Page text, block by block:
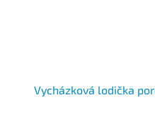
Vycházková lodička